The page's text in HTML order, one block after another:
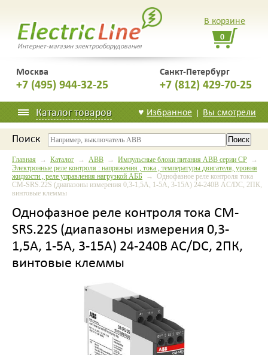
Интернет-магазин электрооборудования
Москва
+7 (495) 944-32-25
Санкт-Петербург
+7 (812) 429-70-25
В корзине
0
Каталог товаров ♥ Избранное | Вы смотрели
Поиск
Главная → Каталог → ABB → Импульсные блоки питания ABB серии CP →
Электронные реле контроля : напряжения , тока , температуры двигателя, уровня
жидкости , реле управления нагрузкой АББ → Однофазное реле контроля тока
CM-SRS.22S (диапазоны измерения 0,3-1,5А, 1-5A, 3-15A) 24-240В AC/DC, 2ПК,
винтовые клеммы
Однофазное реле контроля тока CM-
SRS.22S (диапазоны измерения 0,3-
1,5А, 1-5A, 3-15A) 24-240В AC/DC, 2ПК,
винтовые клеммы